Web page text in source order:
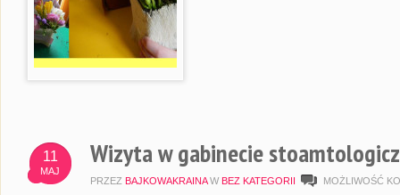
11
MAJ
Wizyta w gabinecie
PRZEZ BAJKOWAKRAINA W BEZ KATEGORII MOŻLIWOŚĆ